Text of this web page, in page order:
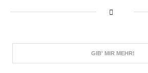
GIB' MIR MEHR!